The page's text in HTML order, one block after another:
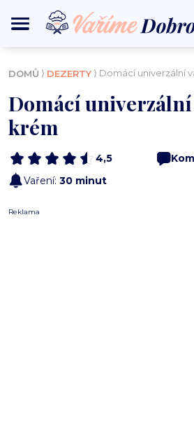
DOMŮ ⟩ DEZERTY ⟩ Domácí univerzální
Domácí
krém
4,5
Vaření: 30 minut
Reklama